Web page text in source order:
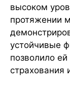
высоком
протяжении
устойчивые
позволило
страхования